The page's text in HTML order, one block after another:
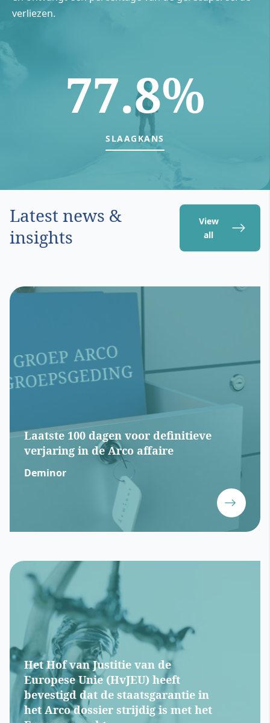
verliezen.
77.8%
SLAAGKANS
Latest news &
insights
View
all
Laatste 100 dagen voor definitieve
verjaring in de Arco affaire
Deminor
Het Hof van Justitie van de
Europese Unie (HvJEU) heeft
bevestigd dat de staatsgarantie in
het Arco dossier strijdig is met het